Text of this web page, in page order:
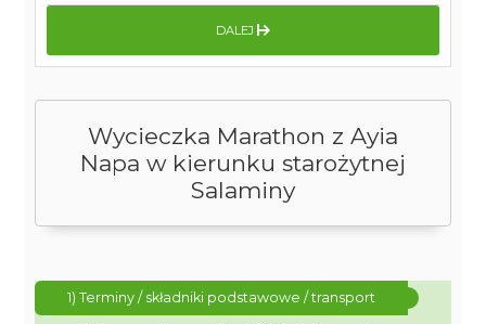
Wycieczka Marathon z Ayia
Napa w kierunku starożytnej
Salaminy
1) Terminy / składniki podstawowe / transport
DALEJ